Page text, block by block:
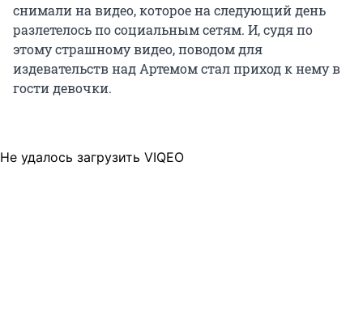
снимали на видео, которое на следующий день
разлетелось по социальным сетям. И, судя по
этому страшному видео, поводом для
издевательств над Артемом стал приход к нему в
гости девочки.
Не удалось загрузить VIQEO